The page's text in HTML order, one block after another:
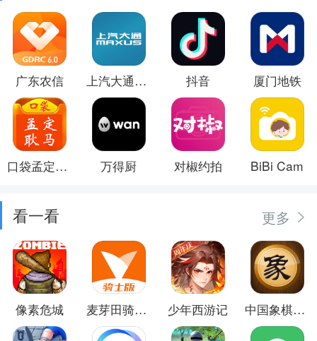
广东农信 上汽大通MAXUS 抖音 厦门地铁
口袋孟定耿马 万得厨 对椒约拍 BiBi Cam
看一看 更多
像素危城 麦芽田骑士版 少年西游记 中国象棋对弈打谱